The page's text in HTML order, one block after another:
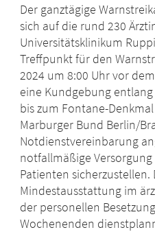
Der ganztägige
sich auf die rund 230
Universitätsklinikum
Treffpunkt für den
2024 um 8:00 Uhr vor
eine Kundgebung
bis zum Fontane-
Marburger Bund Berlin/
Notdienstvereinbarung
notfallmäßige
Patienten
Mindestausstattung im
der personellen
Wochenenden